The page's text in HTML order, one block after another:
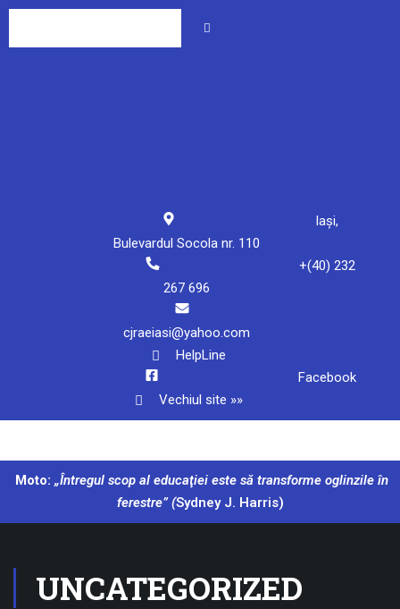
Iași,
Bulevardul Socola nr. 110
+(40) 232
267 696
cjraeiasi@yahoo.com
HelpLine
Facebook
Vechiul site »»
Moto: „Întregul scop al educaţiei este să transforme oglinzile în
ferestre” (Sydney J. Harris)
UNCATEGORIZED